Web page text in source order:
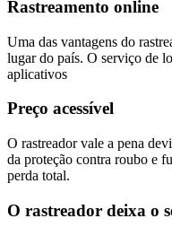
Rastreamento online
Uma das vantagens do
lugar do país. O serviço de
aplicativos
Preço acessível
O rastreador vale a pena
da proteção contra roubo e
perda total.
O rastreador deixa o